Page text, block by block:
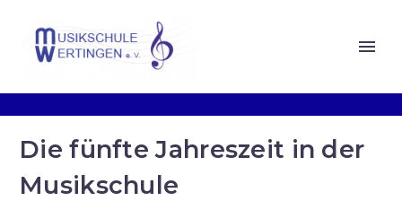
Die fünfte Jahreszeit in der
Musikschule